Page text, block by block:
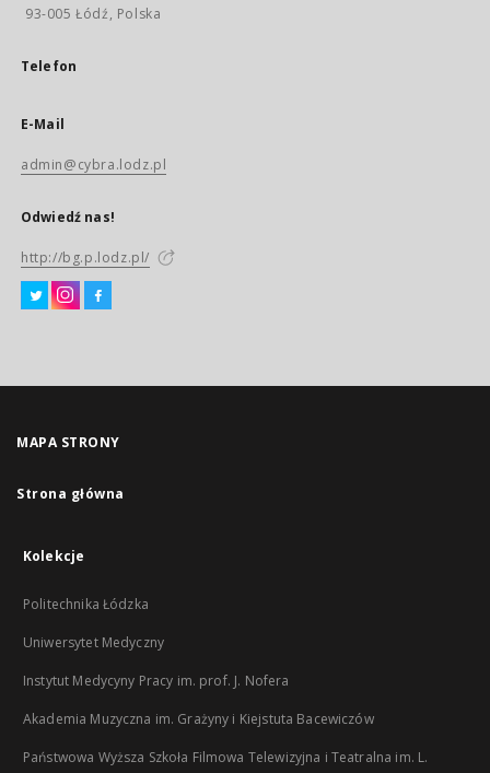
93-005 Łódź, Polska
Telefon
E-Mail
admin@cybra.lodz.pl
Odwiedź nas!
http://bg.p.lodz.pl/
MAPA STRONY
Strona główna
Kolekcje
Politechnika Łódzka
Uniwersytet Medyczny
Instytut Medycyny Pracy im. prof. J. Nofera
Akademia Muzyczna im. Grażyny i Kiejstuta Bacewiczów
Państwowa Wyższa Szkoła Filmowa Telewizyjna i Teatralna im. L.